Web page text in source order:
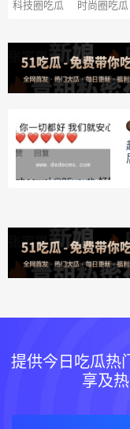
科技圈吃瓜 时尚圈吃瓜
提供今日吃瓜热
享及